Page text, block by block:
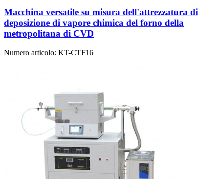
Macchina versatile su misura dell'attrezzatura di
deposizione di vapore chimica del forno della
metropolitana di CVD
Numero articolo: KT-CTF16